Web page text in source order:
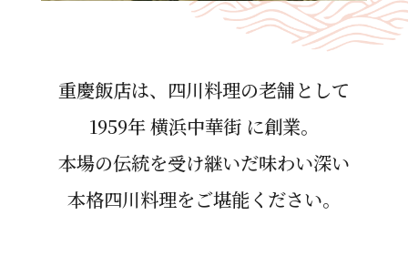
重慶飯店は、四川料理の⽼舗として
1959年 横浜中華街 に創業。
本場の伝統を受け継いだ味わい深い
本格四川料理をご堪能ください。